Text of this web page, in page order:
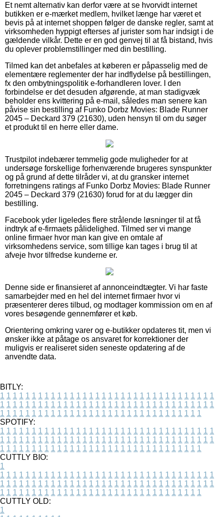
Et nemt alternativ kan derfor være at se hvorvidt internet
butikken er e-mærket medlem, hvilket længe har været et
bevis på at internet shoppen følger de danske regler, samt at
virksomheden hyppigt efterses af jurister som har indsigt i de
gældende vilkår. Dette er en god genvej til at få bistand, hvis
du oplever problemstillinger med din bestilling.
Tilmed kan det anbefales at køberen er påpasselig med de
elementære reglementer der har indflydelse på bestillingen,
fx den ombytningspolitik e-forhandleren lover. I den
forbindelse er det desuden afgørende, at man stadigvæk
beholder ens kvittering på e-mail, således man senere kan
påvise sin bestilling af Funko Dorbz Movies: Blade Runner
2045 – Deckard 379 (21630), uden hensyn til om du søger
et produkt til en herre eller dame.
Trustpilot indebærer temmelig gode muligheder for at
undersøge forskellige forhenværende brugeres synspunkter
og på grund af dette tilråder vi, at du gransker internet
forretningens ratings af Funko Dorbz Movies: Blade Runner
2045 – Deckard 379 (21630) forud for at du lægger din
bestilling.
Facebook yder ligeledes flere strålende løsninger til at få
indtryk af e-firmaets pålidelighed. Tilmed ser vi mange
online firmaer hvor man kan give en omtale af
virksomhedens service, som tillige kan tages i brug til at
afveje hvor tilfredse kunderne er.
Denne side er finansieret af annonceindtægter. Vi har faste
samarbejder med en hel del internet firmaer hvor vi
præsenterer deres tilbud, og modtager kommission om en af
vores besøgende gennemfører et køb.
Orientering omkring varer og e-butikker opdateres tit, men vi
ønsker ikke at påtage os ansvaret for korrektioner der
muligvis er realiseret siden seneste opdatering af de
anvendte data.
BITLY:
1 1 1 1 1 1 1 1 1 1 1 1 1 1 1 1 1 1 1 1 1 1 1 1 1 1 1 1 1 1 1 1 1 1
1 1 1 1 1 1 1 1 1 1 1 1 1 1 1 1 1 1 1 1 1 1 1 1 1 1 1 1 1 1 1 1 1 1
1 1 1 1 1 1 1 1 1 1 1 1 1 1 1 1 1 1 1 1 1 1 1 1 1 1 1 1 1 1 1 1
SPOTIFY:
1 1 1 1 1 1 1 1 1 1 1 1 1 1 1 1 1 1 1 1 1 1 1 1 1 1 1 1 1 1 1 1 1 1
1 1 1 1 1 1 1 1 1 1 1 1 1 1 1 1 1 1 1 1 1 1 1 1 1 1 1 1 1 1 1 1 1 1
1 1 1 1 1 1 1 1 1 1 1 1 1 1 1 1 1 1 1 1 1 1 1 1 1 1 1 1 1 1 1 1
CUTTLY BIO:
1
1 1 1 1 1 1 1 1 1 1 1 1 1 1 1 1 1 1 1 1 1 1 1 1 1 1 1 1 1 1 1 1 1 1
1 1 1 1 1 1 1 1 1 1 1 1 1 1 1 1 1 1 1 1 1 1 1 1 1 1 1 1 1 1 1 1 1 1
1 1 1 1 1 1 1 1 1 1 1 1 1 1 1 1 1 1 1 1 1 1 1 1 1 1 1 1 1 1 1 1
CUTTLY OLD:
1